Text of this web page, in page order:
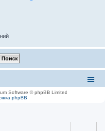
Software © phpBB Limited
phpBB